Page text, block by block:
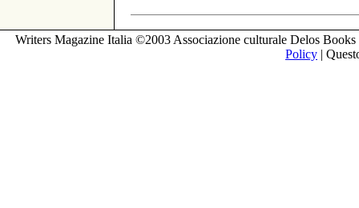
Writers Magazine Italia ©2003 Associazione culturale Delos
Policy |